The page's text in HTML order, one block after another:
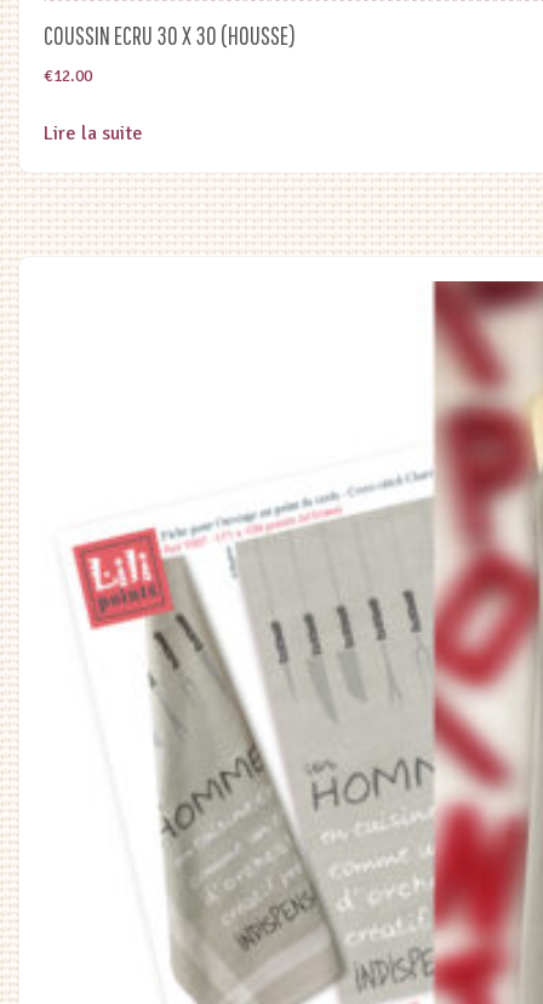
COUSSIN ECRU 30 X 30 (HOUSSE)
€12.00
Lire la suite